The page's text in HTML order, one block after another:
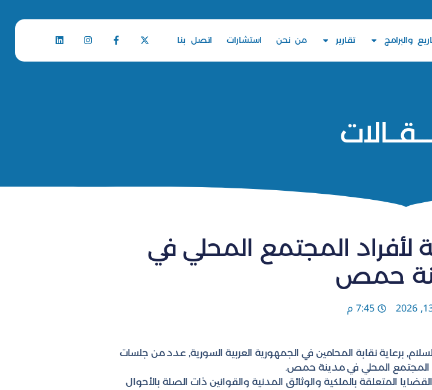
والبرامج تقارير من نحن استشارات اتصل بنا
لأفراد المجتمع المحلي في
حمص
7:45 م
برعاية نقابة المحامين في الجمهورية العربية السورية, عدد من جلسات
المجتمع المحلي في مدينة حمص.
المتعلقة بالملكية والوثائق المدنية والقوانين ذات الصلة بالأحوال